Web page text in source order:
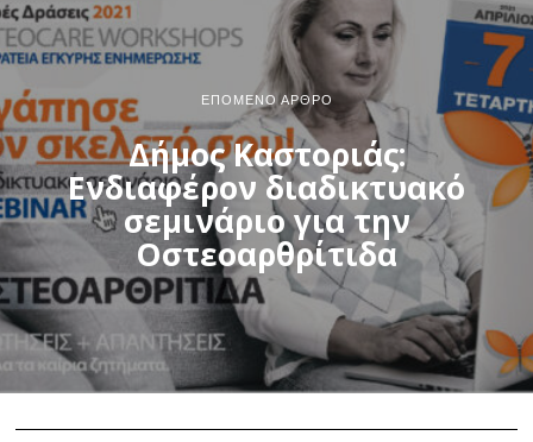
ΕΠΌΜΕΝΟ ΆΡΘΡΟ
Δήμος Καστοριάς:
Ενδιαφέρον διαδικτυακό
σεμινάριο για την
Οστεοαρθρίτιδα